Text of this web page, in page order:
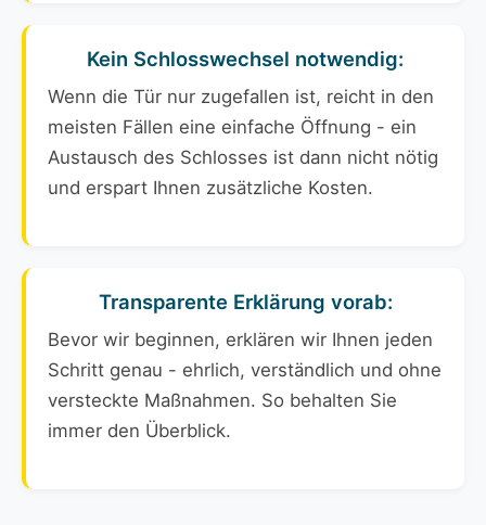
Kein Schlosswechsel notwendig:
Wenn die Tür nur zugefallen ist, reicht in den
meisten Fällen eine einfache Öffnung - ein
Austausch des Schlosses ist dann nicht nötig
und erspart Ihnen zusätzliche Kosten.
Transparente Erklärung vorab:
Bevor wir beginnen, erklären wir Ihnen jeden
Schritt genau - ehrlich, verständlich und ohne
versteckte Maßnahmen. So behalten Sie
immer den Überblick.